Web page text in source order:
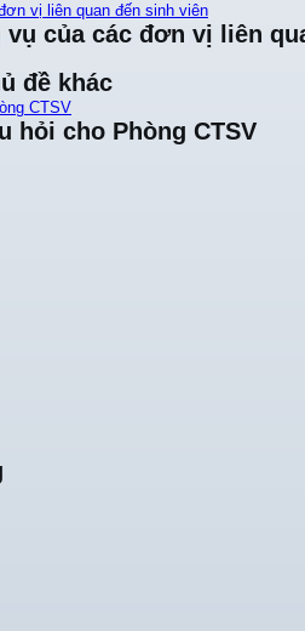
vị liên quan đến sinh viên
vụ của các đơn vị liên
đề khác
CTSV
hỏi cho Phòng CTSV